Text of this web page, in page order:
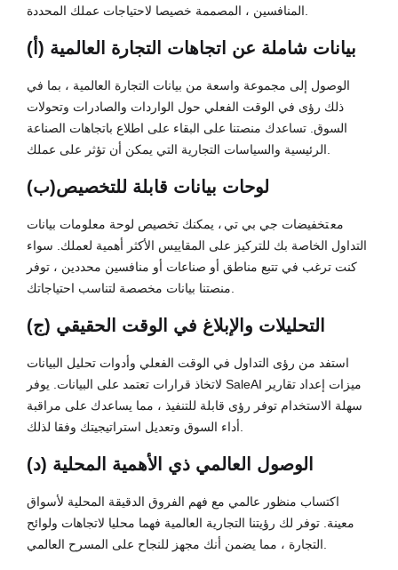
المنافسين ، المصممة خصيصا لاحتياجات عملك المحددة.
(أ) بيانات شاملة عن اتجاهات التجارة العالمية
الوصول إلى مجموعة واسعة من بيانات التجارة العالمية ، بما في
ذلك رؤى في الوقت الفعلي حول الواردات والصادرات وتحولات
السوق. تساعدك منصتنا على البقاء على اطلاع باتجاهات الصناعة
الرئيسية والسياسات التجارية التي يمكن أن تؤثر على عملك.
(ب)لوحات بيانات قابلة للتخصيص
معتخفيضات جي بي تي ، يمكنك تخصيص لوحة معلومات بيانات
التداول الخاصة بك للتركيز على المقاييس الأكثر أهمية لعملك. سواء
كنت ترغب في تتبع مناطق أو صناعات أو منافسين محددين ، توفر
منصتنا بيانات مخصصة لتناسب احتياجاتك.
(ج) التحليلات والإبلاغ في الوقت الحقيقي
استفد من رؤى التداول في الوقت الفعلي وأدوات تحليل البيانات
لاتخاذ قرارات تعتمد على البيانات. يوفر SaleAI ميزات إعداد تقارير
سهلة الاستخدام توفر رؤى قابلة للتنفيذ ، مما يساعدك على مراقبة
أداء السوق وتعديل استراتيجيتك وفقا لذلك.
(د) الوصول العالمي ذي الأهمية المحلية
اكتساب منظور عالمي مع فهم الفروق الدقيقة المحلية لأسواق
معينة. توفر لك رؤيتنا التجارية العالمية فهما محليا لاتجاهات ولوائح
التجارة ، مما يضمن أنك مجهز للنجاح على المسرح العالمي.